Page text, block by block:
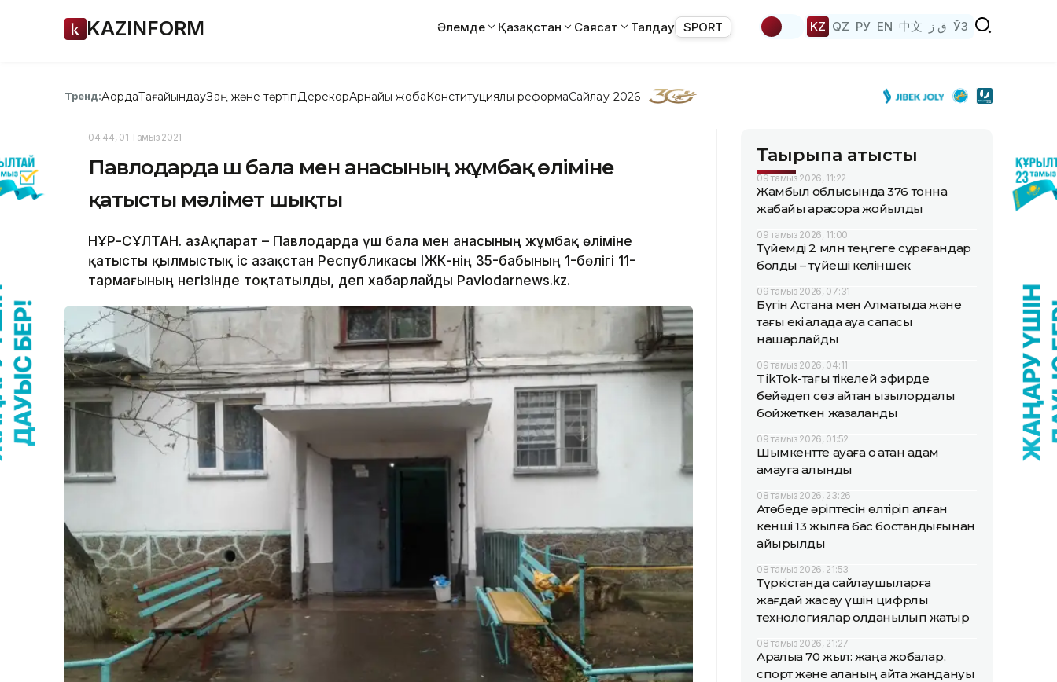
KAZINFORM Әлемде Қазақстан Саясат Талдау SPORT KZ QZ РУ EN 中文 ق ز ЎЗ
Тренд:АқордаТағайындауЗаң және тәртіпДерекқорАрнайы жобаКонституциялық реформаСайлау-2026
04:44, 01 Тамыз 2021
Павлодарда үш бала мен анасының жұмбақ өліміне
қатысты мәлімет шықты
НҰР-СҰЛТАН. ҚазАқпарат – Павлодарда үш бала мен анасының жұмбақ өліміне
қатысты қылмыстық іс Қазақстан Республикасы ҚІЖК-нің 35-бабының 1-бөлігі 11-
тармағының негізінде тоқтатылды, деп хабарлайды Рavlodarnews.kz.
Тақырыпқа қатысты
09 тамыз 2026, 11:22
Жамбыл облысында 376 тонна
жабайы қарасора жойылды
09 тамыз 2026, 11:00
Түйемді 2 млн теңгеге сұрағандар
болды – түйеші келіншек
09 тамыз 2026, 07:31
Бүгін Астана мен Алматыда және
тағы екі қалада ауа сапасы
нашарлайды
09 тамыз 2026, 04:11
TikТok-тағы тікелей эфирде
бейәдеп сөз айтқан қызылордалық
бойжеткен жазаланды
09 тамыз 2026, 01:52
Шымкентте ауаға оқ атқан адам
қамауға алынды
08 тамыз 2026, 23:26
Ақтөбеде әріптесін өлтіріп алған
кенші 13 жылға бас бостандығынан
айырылды
08 тамыз 2026, 21:53
Түркістанда сайлаушыларға
жағдай жасау үшін цифрлық
технологиялар қолданылып жатыр
08 тамыз 2026, 21:27
Арқалыққа 70 жыл: жаңа жобалар,
спорт және қаланың қайта жандануы